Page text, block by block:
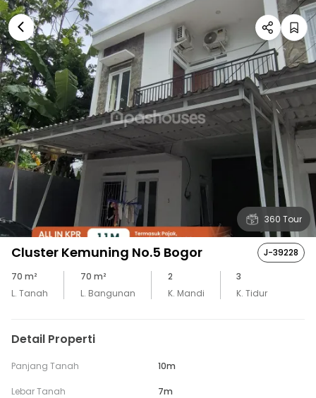
360 Tour
Cluster Kemuning No.5 Bogor
J-39228
70 m²
L. Tanah
70 m²
L. Bangunan
2
K. Mandi
3
K. Tidur
Detail Properti
Panjang Tanah 10m
Lebar Tanah 7m